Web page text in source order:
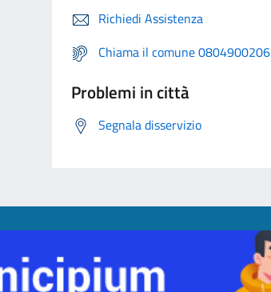
Richiedi Assistenza
Chiama il comune 0804900206
Problemi in città
Segnala disservizio